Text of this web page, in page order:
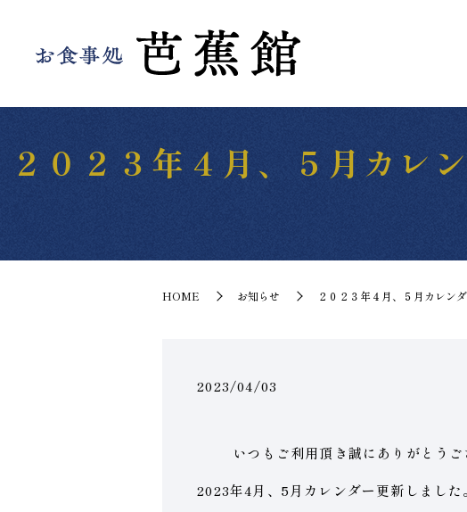
２０２３年４月、５月カ
HOME お知らせ ２０２３年４月、５月カレン
2023/04/03
いつもご利用頂き誠にありがとうご
2023年4月、5月カレンダー更新しました